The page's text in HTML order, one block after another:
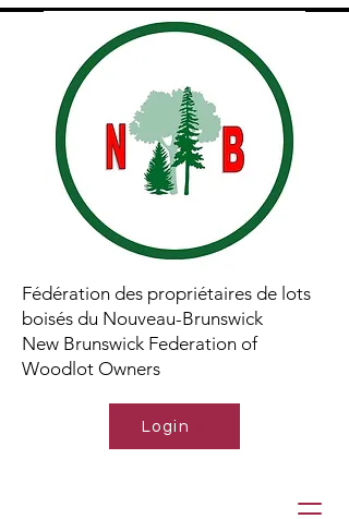
Fédération des propriétaires de lots
boisés du Nouveau-Brunswick
New Brunswick Federation of
Woodlot Owners
Login